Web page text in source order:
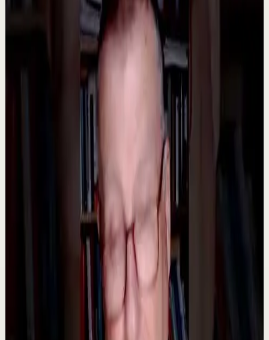
Razones por las cuales la gente llega a la
depresión | Rafa López en
@asiomasclaropodcast
¿Por qué tantas personas enfrentan la depresión hoy en
día? En esta entrevista, el Dr. Rafa López, psiquiatra,
explica las causas más comunes detrá...
Video estándar
Sesión profundaMedia
Ahorrate pleitos con tu pareja | Por el Placer
de Vivir con César Lozano
¿Y si muchos de los pleitos con tu pareja se pudieran
evitar? No todas las discusiones comienzan por un gran